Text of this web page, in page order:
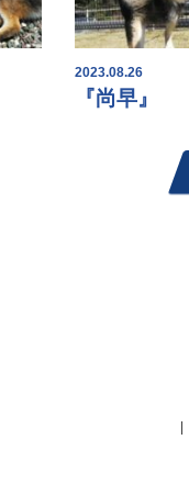
2023.08.26
『尚早』